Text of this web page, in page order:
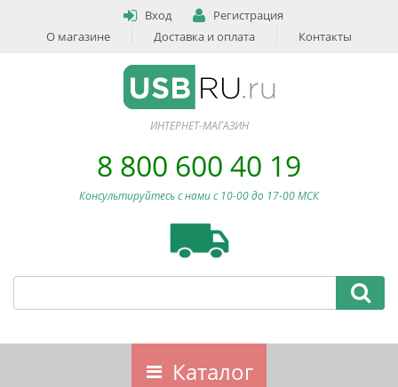
Вход
Регистрация
О магазине
Доставка и оплата Контакты
ИНТЕРНЕТ-МАГАЗИН
8 800 600 40 19
Консультируйтесь с нами c 10-00 до 17-00 МСК
Каталог